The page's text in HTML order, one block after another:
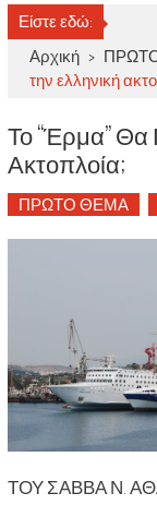
Είστε εδώ:
Αρχική >
την ελληνική
Το “έρμα” Θα
Ακτοπλοία;
ΠΡΩΤΟ ΘΕΜΑ
ΤΟΥ ΣΑΒΒΑ Ν.